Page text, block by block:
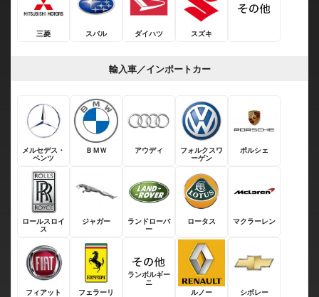
三菱 スバル ダイハツ スズキ
輸入車／インポートカー
メルセデス・
ベンツ
ＢＭＷ アウディ
フォルクスワ
ーゲン
ポルシェ
ロールスロイ
ス
ジャガー
ランドローバ
ー
ロータス マクラーレン
フィアット フェラーリ
ランボルギー
ニ
ルノー
シボレー